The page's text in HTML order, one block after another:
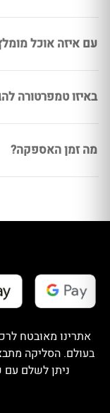
עם איזה אוכל
באיזו טמפרטורה
מה זמן האספקה?
ניתן לשלם עם